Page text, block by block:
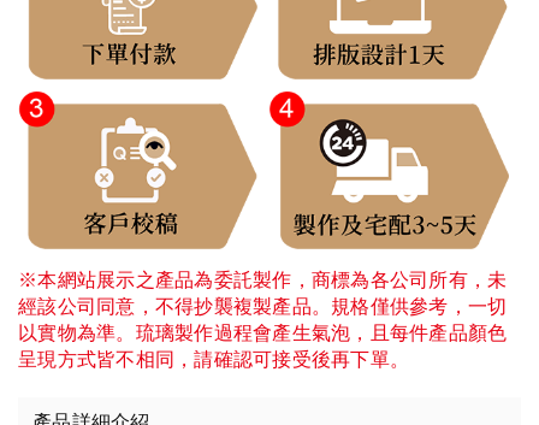
※本網站展示之產品為委託製作，商標為各公司所有，未
經該公司同意，不得抄襲複製產品。規格僅供參考，一切
以實物為準。琉璃製作過程會產生氣泡，且每件產品顏色
呈現方式皆不相同，請確認可接受後再下單。